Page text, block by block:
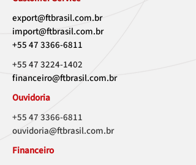
export@ftbrasil.com.br
import@ftbrasil.com.br
+55 47 3366-6811
+55 47 3224-1402
financeiro@ftbrasil.com.br
Ouvidoria
+55 47 3366-6811
ouvidoria@ftbrasil.com.br
Financeiro